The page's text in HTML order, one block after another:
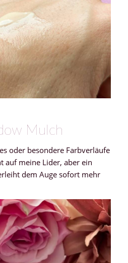
Mulch
oder besondere Farbverläufe
auf meine Lider, aber ein
dem Auge sofort mehr